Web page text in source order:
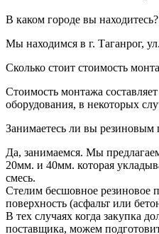
В каком городе вы находитесь?
Мы находимся в г. Таганрог,
Сколько стоит стоимость
Стоимость монтажа
оборудования, в некоторых
Занимаетесь ли вы резиновым
Да, занимаемся. Мы
20мм. и 40мм. которая
смесь.
Стелим бесшовное резиновое
поверхность (асфальт или
В тех случаях когда закупка
поставщика, можем